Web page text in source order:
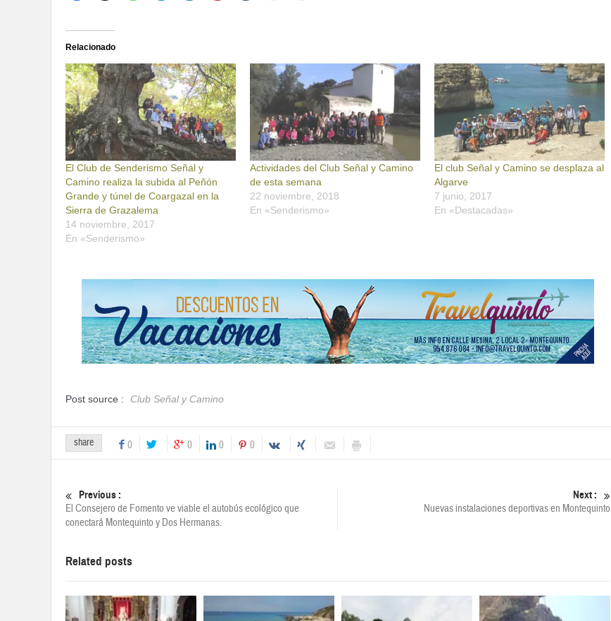
Relacionado
El Club de Senderismo Señal y
Camino realiza la subida al Peñón
Grande y túnel de Coargazal en la
Sierra de Grazalema
14 noviembre, 2017
En «Senderismo»
Actividades del Club Señal y Camino
de esta semana
22 noviembre, 2018
En «Senderismo»
El club Señal y Camino se desplaza al
Algarve
7 junio, 2017
En «Destacadas»
Post source : Club Señal y Camino
share 0 0 0 0
Previous :
El Consejero de Fomento ve viable el autobús ecológico que
conectará Montequinto y Dos Hermanas.
Next :
Nuevas instalaciones deportivas en Montequinto
Related posts